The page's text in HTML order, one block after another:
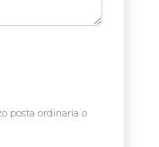
posta ordinaria o